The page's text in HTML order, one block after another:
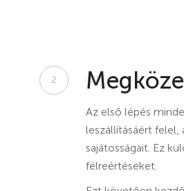
2
Az első lépés
leszállításáért
sajátosságait. Ez
félreértéseket.